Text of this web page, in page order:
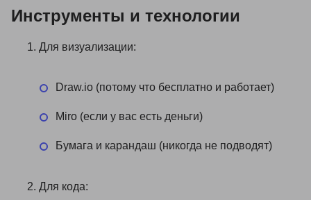
Инструменты и технологии
Для визуализации:
Draw.io (потому что бесплатно и работает)
Miro (если у вас есть деньги)
Бумага и карандаш (никогда не подводят)
Для кода: